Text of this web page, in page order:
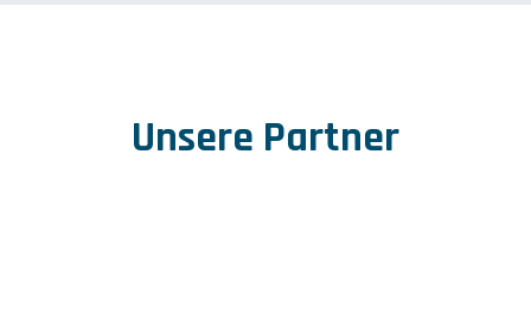
Unsere Partner